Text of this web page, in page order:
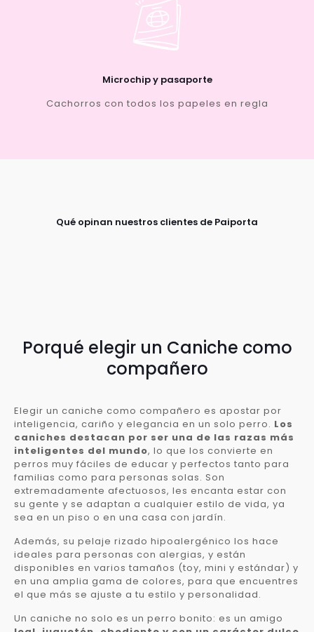
Microchip y pasaporte
Cachorros con todos los papeles en regla
Qué opinan nuestros clientes de Paiporta
Porqué elegir un Caniche como
compañero
Elegir un caniche como compañero es apostar por
inteligencia, cariño y elegancia en un solo perro. Los
caniches destacan por ser una de las razas más
inteligentes del mundo, lo que los convierte en
perros muy fáciles de educar y perfectos tanto para
familias como para personas solas. Son
extremadamente afectuosos, les encanta estar con
su gente y se adaptan a cualquier estilo de vida, ya
sea en un piso o en una casa con jardín.
Además, su pelaje rizado hipoalergénico los hace
ideales para personas con alergias, y están
disponibles en varios tamaños (toy, mini y estándar) y
en una amplia gama de colores, para que encuentres
el que más se ajuste a tu estilo y personalidad.
Un caniche no solo es un perro bonito: es un amigo